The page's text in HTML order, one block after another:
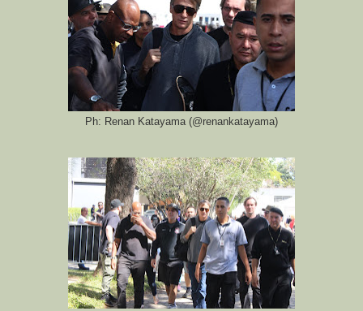
Ph: Renan Katayama (@renankatayama)